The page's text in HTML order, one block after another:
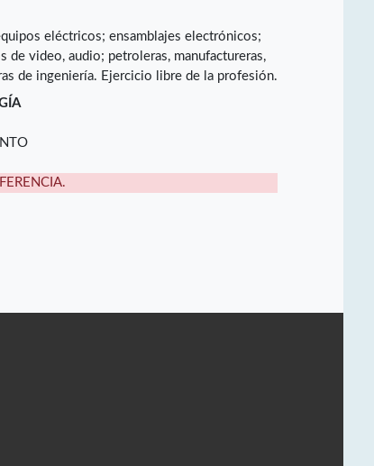
eléctricos; ensamblajes electrónicos;
video, audio; petroleras, manufactureras,
de ingeniería. Ejercicio libre de la profesión.